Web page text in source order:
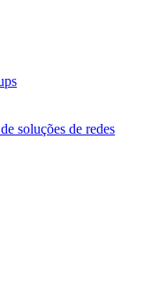
soluções de redes